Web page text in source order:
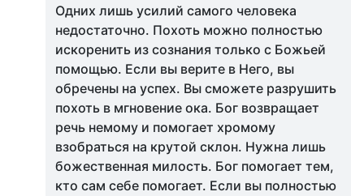
Одних лишь усилий самого человека
недостаточно. Похоть можно полностью
искоренить из сознания только с Божьей
помощью. Если вы верите в Него, вы
обречены на успех. Вы сможете разрушить
похоть в мгновение ока. Бог возвращает
речь немому и помогает хромому
взобраться на крутой склон. Нужна лишь
божественная милость. Бог помогает тем,
кто сам себе помогает. Если вы полностью